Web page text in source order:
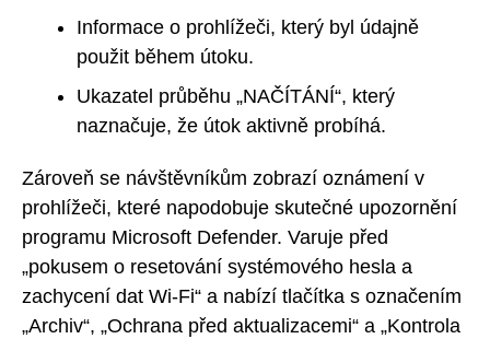
Informace o prohlížeči, který byl údajně
použit během útoku.
Ukazatel průběhu „NAČÍTÁNÍ“, který
naznačuje, že útok aktivně probíhá.
Zároveň se návštěvníkům zobrazí oznámení v
prohlížeči, které napodobuje skutečné upozornění
programu Microsoft Defender. Varuje před
„pokusem o resetování systémového hesla a
zachycení dat Wi-Fi“ a nabízí tlačítka s označením
„Archiv“, „Ochrana před aktualizacemi“ a „Kontrola